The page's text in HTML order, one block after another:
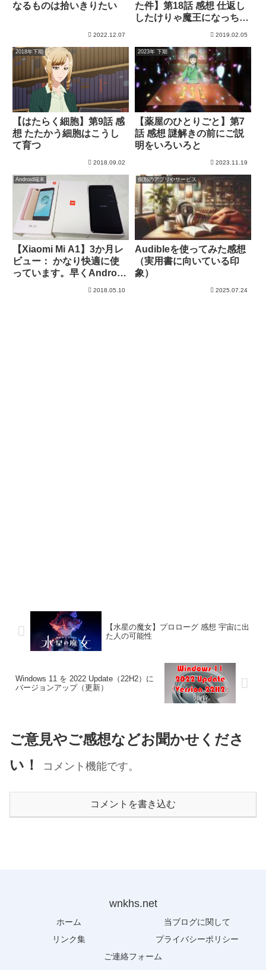
なるものは拾いきりたい
2022.12.07
た件】第18話 感想 仕返し
したけりゃ魔王になっちゃ
2019.02.05
2018年下期
【はたらく細胞】第9話 感
想 たたかう細胞はこうし
て育つ
2018.09.02
2023年 下期
【薬屋のひとりごと】第7
話 感想 謎解きの前にご説
明をいろいろと
2023.11.19
Android端末
【Xiaomi Mi A1】3か月レ
ビュー： かなり快適に使
っています。早くAndroid
2018.05.10
個別のアプリやサービス
Audibleを使ってみた感想
（実用書に向いている印
象）
2025.07.24
【水星の魔女】プロローグ 感想 宇宙に出
た人の可能性
Windows 11 を 2022 Update（22H2）に
バージョンアップ（更新）
ご意見やご感想などお聞かせくださ
い！
コメント機能です。
コメントを書き込む
wnkhs.net
ホーム
当ブログに関して
リンク集
プライバシーポリシー
ご連絡フォーム